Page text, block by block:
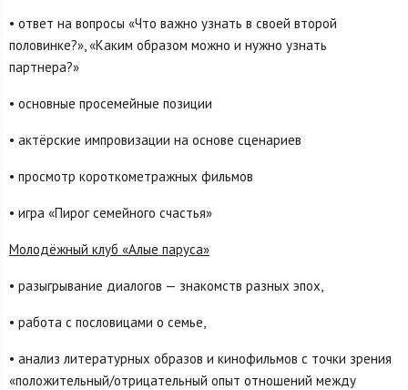
• ответ на вопросы «Что важно узнать в своей второй
половинке?», «Каким образом можно и нужно узнать
партнера?»
• основные просемейные позиции
• актёрские импровизации на основе сценариев
• просмотр короткометражных фильмов
• игра «Пирог семейного счастья»
Молодёжный клуб «Алые паруса»
• разыгрывание диалогов — знакомств разных эпох,
• работа с пословицами о семье,
• анализ литературных образов и кинофильмов с точки зрения
«положительный/отрицательный опыт отношений между